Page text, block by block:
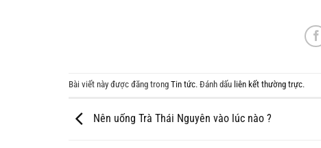
Bài viết này được đăng trong Tin tức. Đánh dấu liên kết thường trực.
Nên uống Trà Thái Nguyên vào lúc nào ?